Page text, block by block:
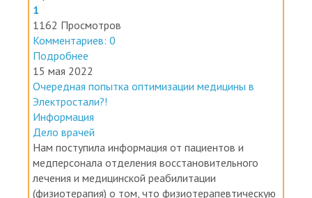
1162 Просмотров
Комментариев: 0
Подробнее
15 мая 2022
Очередная попытка оптимизации медицины в
Электростали?!
Информация
Дело врачей
Нам поступила информация от пациентов и
медперсонала отделения восстановительного
лечения и медицинской реабилитации
(физиотерапия) о том, что физиотерапевтическую
поликлинику на ул. Первомайская, 10 закрывают и